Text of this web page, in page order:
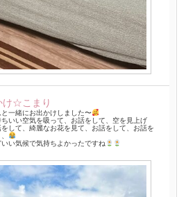
け☆こまり
一緒にお出かけしました〜
いい空気を吸って、お話をして、空を見上げ
して、綺麗なお花を見て、お話をして、お話を
いい気候で気持ちよかったですね